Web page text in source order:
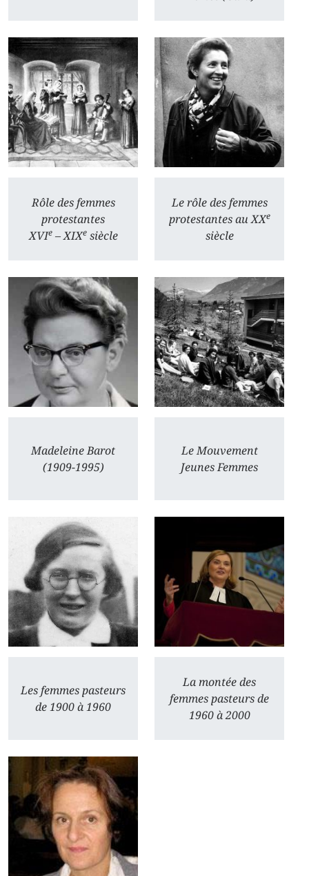
Rôle des femmes
protestantes
XVIe– XIXesiècle
Le rôle des femmes
protestantes au XXe
siècle
Madeleine Barot
(1909-1995)
Le Mouvement
Jeunes Femmes
Les femmes pasteurs
de 1900 à 1960
La montée des
femmes pasteurs de
1960 à 2000